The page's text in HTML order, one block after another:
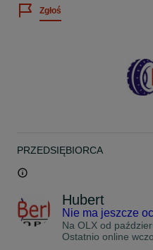
telefonicznym.
03-017 Warszawa Białołęka
Na miejscu posiadamy duży
atrakcyjnych cenach .
Zgłoś
PRZEDSIĘBIORCA
Hubert
Nie ma jeszcze
Na OLX od
Ostatnio online